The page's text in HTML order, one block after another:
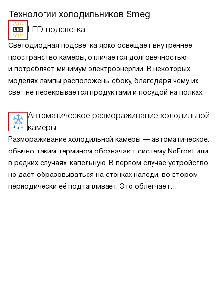
Технологии холодильников Smeg
LED-подсветка
Светодиодная подсветка ярко освещает внутреннее
пространство камеры, отличается долговечностью
и потребляет минимум электроэнергии. В некоторых
моделях лампы расположены сбоку, благодаря чему их
свет не перекрывается продуктами и посудой на полках.
Автоматическое размораживание холодильной
камеры
Размораживание холодильной камеры — автоматическое:
обычно таким термином обозначают систему NoFrost или,
в редких случаях, капельную. В первом случае устройство
не даёт образовываться на стенках наледи, во втором —
периодически её подтапливает. Это облегчает